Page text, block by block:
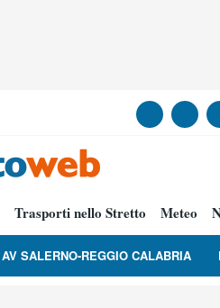
Trasporti nello Stretto Meteo
AV SALERNO-REGGIO CALABRIA